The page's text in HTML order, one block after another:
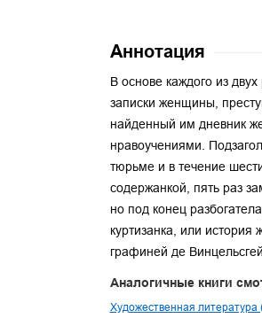
Аннотация
В основе каждого из
записки женщины,
найденный им дневник
нравоучениями.
тюрьме и в течение
содержанкой, пять раз
но под конец
куртизанка, или
графиней де
Аналогичные книги
Художественная литература